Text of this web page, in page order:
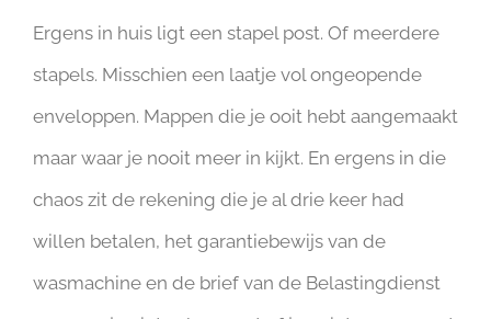
Ergens in huis ligt een stapel post. Of meerdere
stapels. Misschien een laatje vol ongeopende
enveloppen. Mappen die je ooit hebt aangemaakt
maar waar je nooit meer in kijkt. En ergens in die
chaos zit de rekening die je al drie keer had
willen betalen, het garantiebewijs van de
wasmachine en de brief van de Belastingdienst